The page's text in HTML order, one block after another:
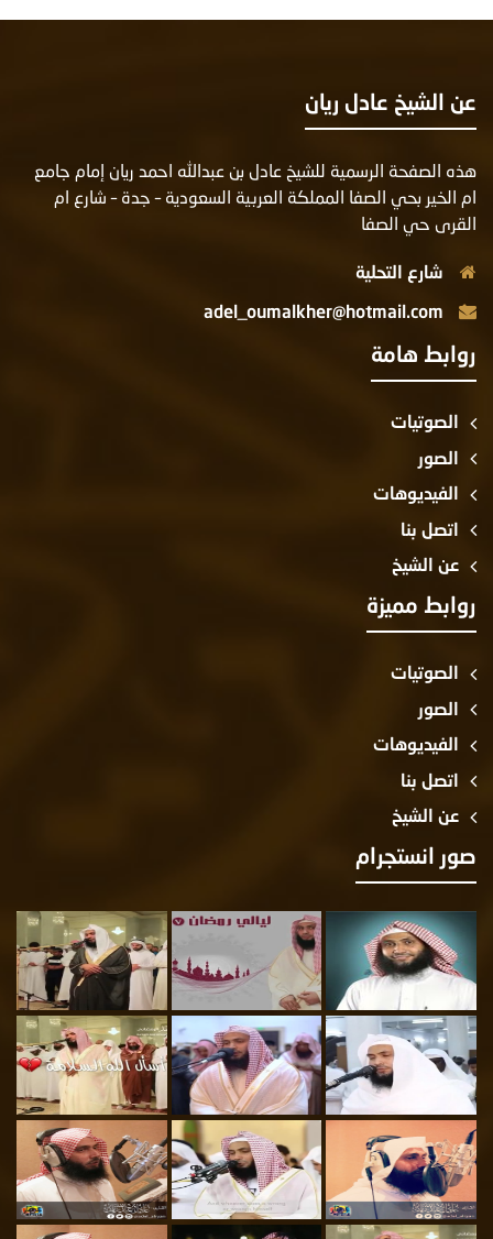
عن الشيخ عادل ريان
هذه الصفحة الرسمية للشيخ عادل بن عبدالله احمد ريان إمام جامع
ام الخير بحي الصفا المملكة العربية السعودية – جدة – شارع ام
القرى حي الصفا
شارع التحلية
adel_oumalkher@hotmail.com
روابط هامة
الصوتيات
الصور
الفيديوهات
اتصل بنا
عن الشيخ
روابط مميزة
الصوتيات
الصور
الفيديوهات
اتصل بنا
عن الشيخ
صور انستجرام